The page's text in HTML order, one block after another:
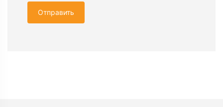
Отправить